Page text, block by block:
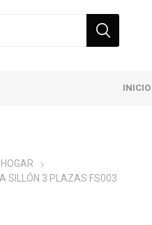
INICIO
SILLÓN 3 PLAZAS FS003